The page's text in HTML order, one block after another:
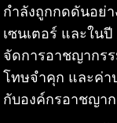
กำลังถูกกดดันอย่
เซนเตอร์ และใน
จัดการอาชญากร
โทษจำคุก และค่า
กับองค์กรอาชญา